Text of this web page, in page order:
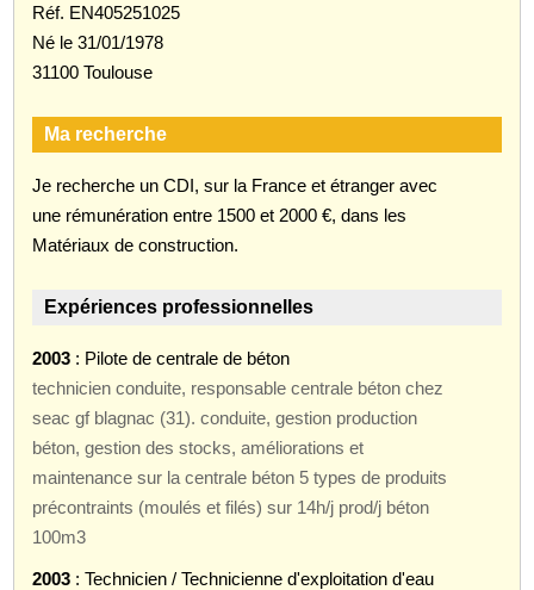
Réf. EN405251025
Né le 31/01/1978
31100 Toulouse
Ma recherche
Je recherche un CDI, sur la France et étranger avec
une rémunération entre 1500 et 2000 €, dans les
Matériaux de construction.
Expériences professionnelles
2003 : Pilote de centrale de béton
technicien conduite, responsable centrale béton chez
seac gf blagnac (31). conduite, gestion production
béton, gestion des stocks, améliorations et
maintenance sur la centrale béton 5 types de produits
précontraints (moulés et filés) sur 14h/j prod/j béton
100m3
2003 : Technicien / Technicienne d'exploitation d'eau